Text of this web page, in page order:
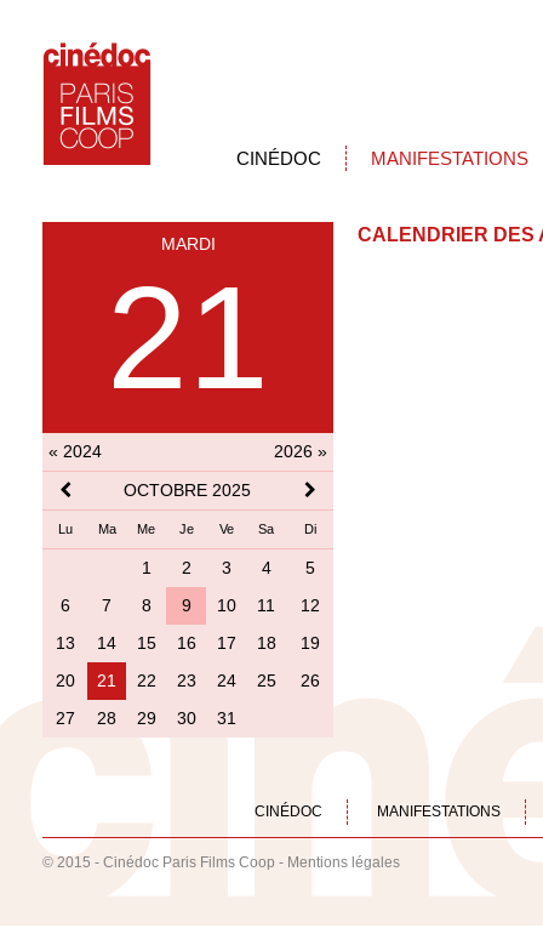
CINÉDOC MANIFESTATIONS
MARDI
21
« 2024
2026 »
OCTOBRE 2025
Lu Ma Me Je Ve Sa Di
1 2 3 4
5
6
7 8 9 10 11
12
13
14 15 16 17 18
19
20
21 22 23 24 25
26
27
28 29 30 31
CALENDRIER DES
CINÉDOC MANIFESTATIONS
© 2015 - Cinédoc Paris Films Coop - Mentions légales